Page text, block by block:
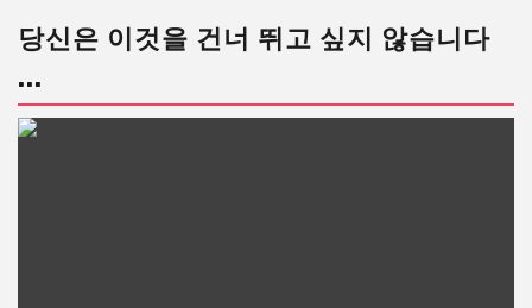
당신은 이것을 건너 뛰고 싶지 않습니다
...